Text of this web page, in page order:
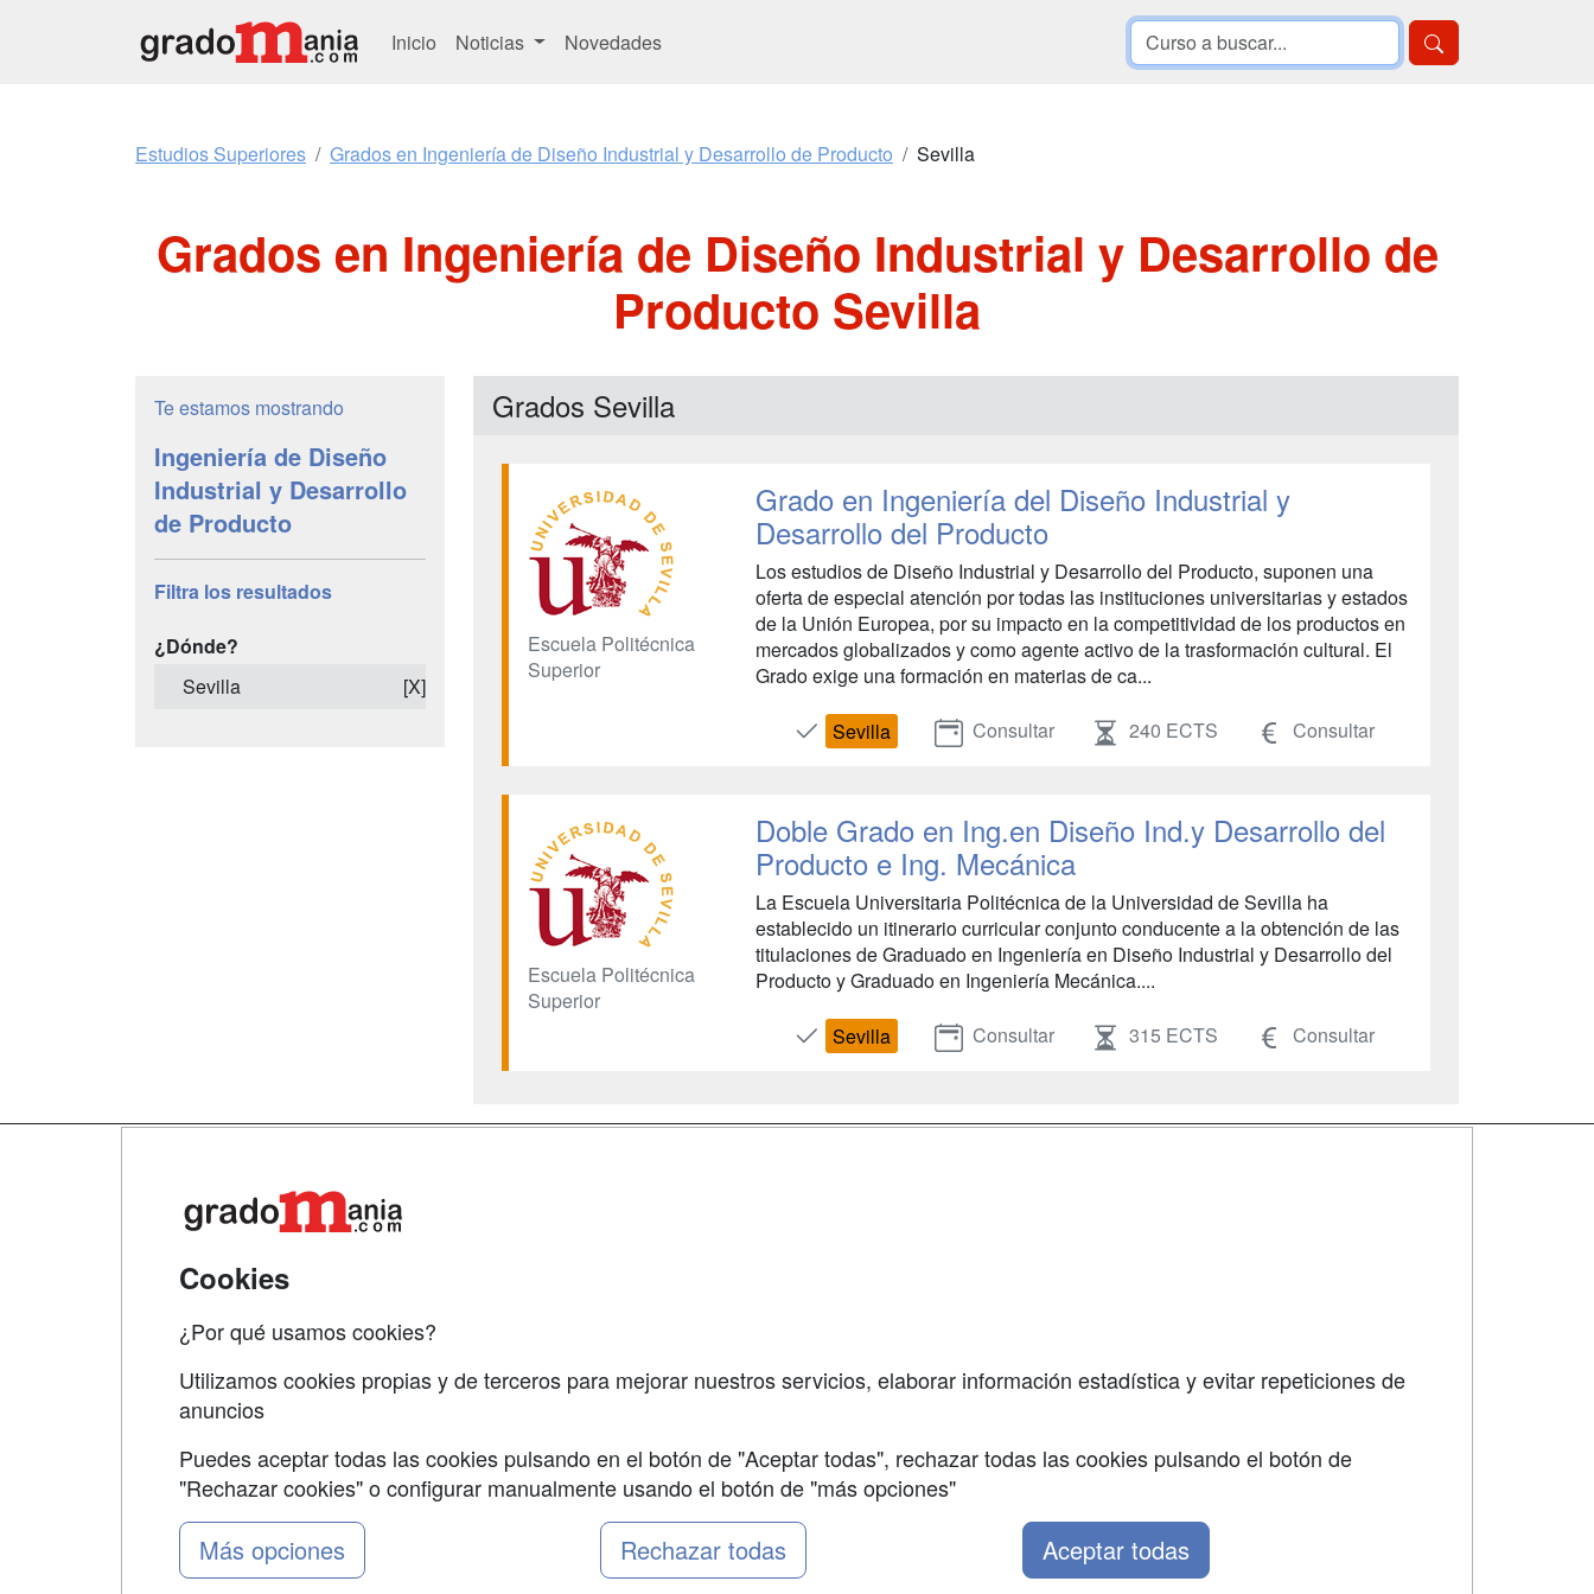
Inicio Noticias Novedades
Estudios Superiores Grados en Ingeniería de Diseño Industrial y Desarrollo de Producto Sevilla
Grados en Ingeniería de Diseño Industrial y Desarrollo de
Producto Sevilla
Te estamos mostrando
Ingeniería de Diseño
Industrial y Desarrollo
de Producto
Filtra los resultados
¿Dónde?
Sevilla
[X]
Grados Sevilla
Escuela Politécnica
Superior
Grado en Ingeniería del Diseño Industrial y
Desarrollo del Producto
Los estudios de Diseño Industrial y Desarrollo del Producto, suponen una
oferta de especial atención por todas las instituciones universitarias y estados
de la Unión Europea, por su impacto en la competitividad de los productos en
mercados globalizados y como agente activo de la trasformación cultural. El
Grado exige una formación en materias de ca...
Sevilla Consultar 240 ECTS Consultar
Escuela Politécnica
Superior
Doble Grado en Ing.en Diseño Ind.y Desarrollo del
Producto e Ing. Mecánica
La Escuela Universitaria Politécnica de la Universidad de Sevilla ha
establecido un itinerario curricular conjunto conducente a la obtención de las
titulaciones de Graduado en Ingeniería en Diseño Industrial y Desarrollo del
Producto y Graduado en Ingeniería Mecánica....
Sevilla Consultar 315 ECTS Consultar
Grupo formazion:
Cookies
¿Por qué usamos cookies?
Utilizamos cookies propias y de terceros para mejorar nuestros servicios, elaborar información estadística y evitar repeticiones de
anuncios
Puedes aceptar todas las cookies pulsando en el botón de "Aceptar todas", rechazar todas las cookies pulsando el botón de
"Rechazar cookies" o configurar manualmente usando el botón de "más opciones"
Más opciones Rechazar todas Aceptar todas